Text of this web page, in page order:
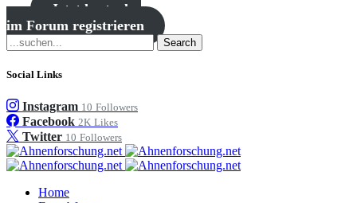
Jetzt kostenlos
im Forum registrieren
Search
Social Links
Instagram 10 Followers
Facebook 2K Likes
Twitter 10 Followers
Home